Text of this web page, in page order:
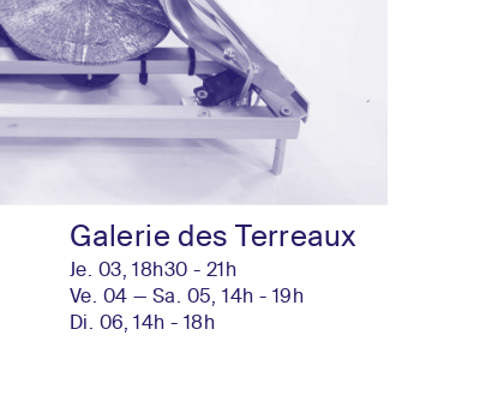
Galerie des Terreaux
Je. 03, 18h30 - 21h
Ve. 04 — Sa. 05, 14h - 19h
Di. 06, 14h - 18h